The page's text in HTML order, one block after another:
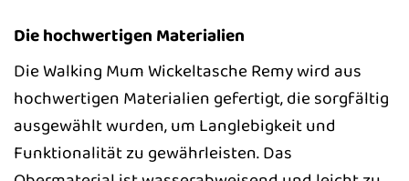
Die hochwertigen Materialien
Die Walking Mum Wickeltasche Remy wird aus
hochwertigen Materialien gefertigt, die sorgfältig
ausgewählt wurden, um Langlebigkeit und
Funktionalität zu gewährleisten. Das